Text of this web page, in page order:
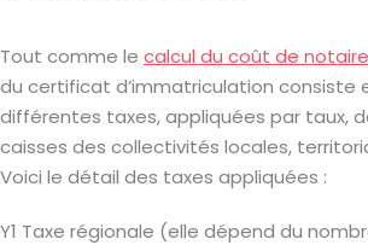
Tout comme le calcul du coût de notaire
du certificat d’immatriculation consiste
différentes taxes, appliquées par taux,
caisses des collectivités locales,
Voici le détail des taxes appliquées :
Y1 Taxe régionale (elle dépend du